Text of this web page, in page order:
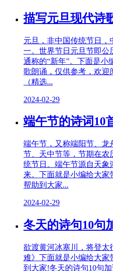
描写元旦现代诗
元旦，非中国传统节日，
一。世界节日元旦节即公
通称的“新年”。下面是小
歌朗诵，仅供参考，欢迎
（精选...
2024-02-29
端午节的诗词10
端午节，又称端阳节、龙
节、天中节等，节期在农
统节日。端午节源自天象
来。下面就是小编给大家
帮助到大家...
2024-02-29
冬天的诗句10句
欲渡黄河冰塞川，将登
难》下面就是小编给大家
到大家!冬天的诗句10句